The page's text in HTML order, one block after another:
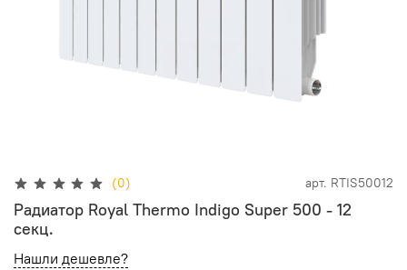
(0) арт. RTIS50012
Радиатор Royal Thermo Indigo Super 500 - 12
секц.
Нашли дешевле?